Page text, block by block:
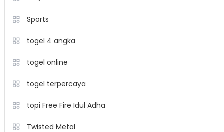
Sports
togel 4 angka
togel online
togel terpercaya
topi Free Fire Idul Adha
Twisted Metal